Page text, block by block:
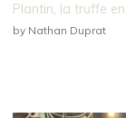
Plantin, la truffe
by Nathan Duprat